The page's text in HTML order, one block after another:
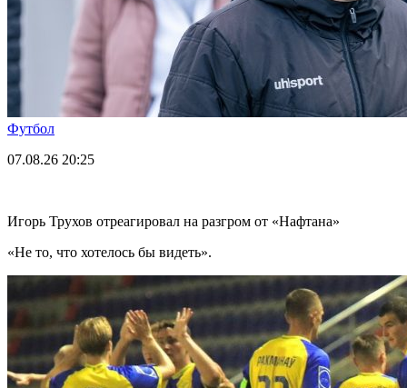
Футбол
07.08.26 20:25
Игорь Трухов отреагировал на разгром от «Нафтана»
«Не то, что хотелось бы видеть».